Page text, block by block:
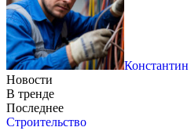
Константин
Новости
В тренде
Последнее
Строительство